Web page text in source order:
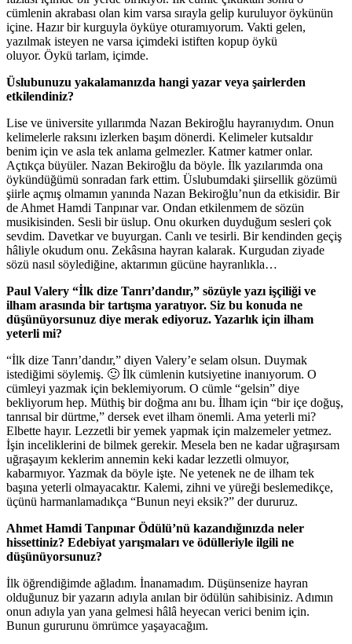
cümlenin akrabası olan kim varsa sırayla gelip kuruluyor öykünün
içine. Hazır bir kurguyla öyküye oturamıyorum. Vakti gelen,
yazılmak isteyen ne varsa içimdeki istiften kopup öykü
oluyor. Öykü tarlam, içimde.
Üslubunuzu yakalamanızda hangi yazar veya şairlerden
etkilendiniz?
Lise ve üniversite yıllarımda Nazan Bekiroğlu hayranıydım. Onun
kelimelerle raksını izlerken başım dönerdi. Kelimeler kutsaldır
benim için ve asla tek anlama gelmezler. Katmer katmer onlar.
Açtıkça büyüler. Nazan Bekiroğlu da böyle. İlk yazılarımda ona
öykündüğümü sonradan fark ettim. Üslubumdaki şiirsellik gözümü
şiirle açmış olmamın yanında Nazan Bekiroğlu’nun da etkisidir. Bir
de Ahmet Hamdi Tanpınar var. Ondan etkilenmem de sözün
musikisinden. Sesli bir üslup. Onu okurken duyduğum sesleri çok
sevdim. Davetkar ve buyurgan. Canlı ve tesirli. Bir kendinden geçiş
hâliyle okudum onu. Zekâsına hayran kalarak. Kurgudan ziyade
sözü nasıl söylediğine, aktarımın gücüne hayranlıkla…
Paul Valery “İlk dize Tanrı’dandır,” sözüyle yazı işçiliği ve
ilham arasında bir tartışma yaratıyor. Siz bu konuda ne
düşünüyorsunuz diye merak ediyoruz. Yazarlık için ilham
yeterli mi?
“İlk dize Tanrı’dandır,” diyen Valery’e selam olsun. Duymak
istediğimi söylemiş. 🙂 İlk cümlenin kutsiyetine inanıyorum. O
cümleyi yazmak için beklemiyorum. O cümle “gelsin” diye
bekliyorum hep. Müthiş bir doğma anı bu. İlham için “bir içe doğuş,
tanrısal bir dürtme,” dersek evet ilham önemli. Ama yeterli mi?
Elbette hayır. Lezzetli bir yemek yapmak için malzemeler yetmez.
İşin inceliklerini de bilmek gerekir. Mesela ben ne kadar uğraşırsam
uğraşayım keklerim annemin keki kadar lezzetli olmuyor,
kabarmıyor. Yazmak da böyle işte. Ne yetenek ne de ilham tek
başına yeterli olmayacaktır. Kalemi, zihni ve yüreği beslemedikçe,
üçünü harmanlamadıkça “Bunun neyi eksik?” der dururuz.
Ahmet Hamdi Tanpınar Ödülü’nü kazandığınızda neler
hissettiniz? Edebiyat yarışmaları ve ödülleriyle ilgili ne
düşünüyorsunuz?
İlk öğrendiğimde ağladım. İnanamadım. Düşünsenize hayran
olduğunuz bir yazarın adıyla anılan bir ödülün sahibisiniz. Adımın
onun adıyla yan yana gelmesi hâlâ heyecan verici benim için.
Bunun gururunu ömrümce yaşayacağım.